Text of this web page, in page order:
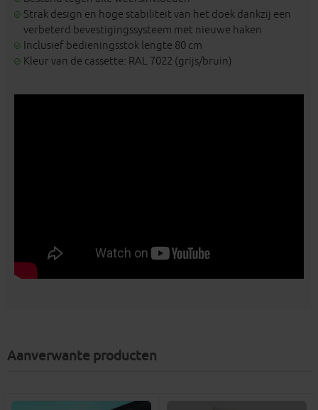
Strak design en hoge stabiliteit van het doek dankzij een
verbeterd bevestigingssysteem met nieuwe haken
Inclusief bedieningsstok lengte 80 cm
Kleur van de cassette: RAL 7022 (grijs/bruin)
Aanverwante producten